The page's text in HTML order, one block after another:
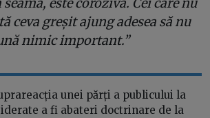
este corozivă. Cei care nu
ceva greșit ajung adesea să nu
nimic important.”
unei părți a publicului la
a fi abateri doctrinare de la